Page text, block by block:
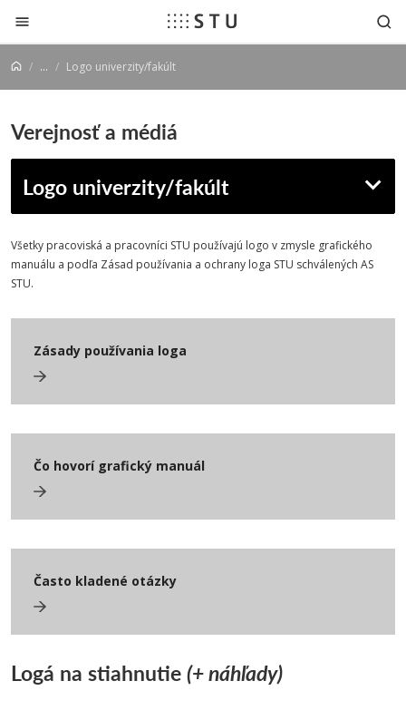
Prejsť na obsah
... Logo univerzity/fakúlt
Verejnosť a médiá
Logo univerzity/fakúlt
Všetky pracoviská a pracovníci STU používajú logo v zmysle grafického
manuálu a podľa Zásad používania a ochrany loga STU schválených AS
STU.
Zásady používania loga
Čo hovorí grafický manuál
Často kladené otázky
Logá na stiahnutie(+ náhľady)